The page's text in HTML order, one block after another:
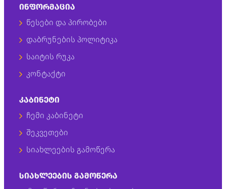
ᲘᲜᲤᲝᲠᲛᲐᲪᲘᲐ
წესები და პირობები
დაბრუნების პოლიტიკა
საიტის რუკა
კონტაქტი
ᲙᲐᲑᲘᲜᲔᲢᲘ
ჩემი კაბინეტი
შეკვეთები
სიახლეების გამოწერა
ᲡᲘᲐᲮᲚᲔᲔᲑᲘᲡ ᲒᲐᲛᲝᲬᲔᲠᲐ